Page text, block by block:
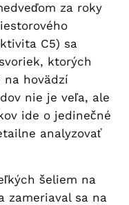
za roky
C5) sa
ktorých
hovädzí
nie je veľa, ale
ide o jedinečné
analyzovať
šeliem na
zameriaval sa na